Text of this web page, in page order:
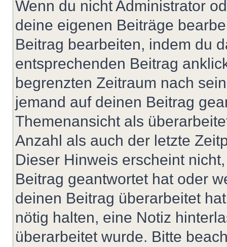
Wenn du nicht Administrator
deine eigenen Beiträge
Beitrag bearbeiten, indem du
entsprechenden Beitrag
begrenzten Zeitraum nach
jemand auf deinen Beitrag
Themenansicht als
Anzahl als auch der letzte
Dieser Hinweis erscheint
Beitrag geantwortet hat oder
deinen Beitrag überarbeitet
nötig halten, eine Notiz
überarbeitet wurde. Bitte